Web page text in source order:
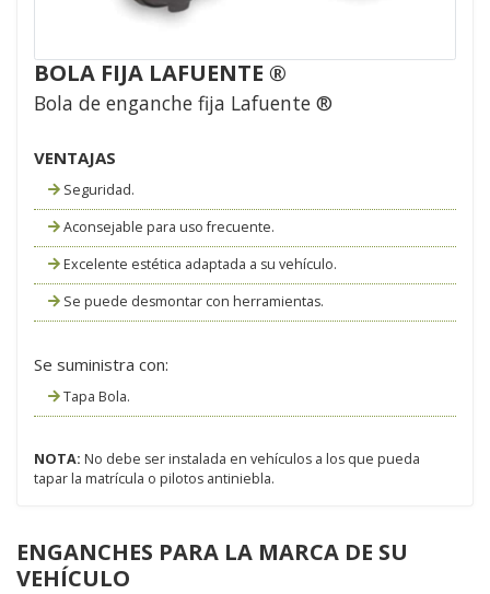
BOLA FIJA LAFUENTE ®
Bola de enganche fija Lafuente ®
VENTAJAS
Seguridad.
Aconsejable para uso frecuente.
Excelente estética adaptada a su vehículo.
Se puede desmontar con herramientas.
Se suministra con:
Tapa Bola.
NOTA: No debe ser instalada en vehículos a los que pueda
tapar la matrícula o pilotos antiniebla.
ENGANCHES PARA LA MARCA DE SU
VEHÍCULO